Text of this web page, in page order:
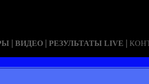
| ВИДЕО | РЕЗУЛЬТАТЫ LIVE |